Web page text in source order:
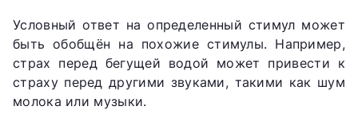
Условный ответ на определенный стимул может
быть обобщён на похожие стимулы. Например,
страх перед бегущей водой может привести к
страху перед другими звуками, такими как шум
молока или музыки.